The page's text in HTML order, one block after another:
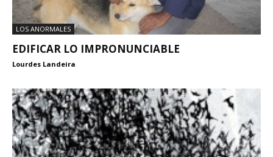
LOS ANORMALES
EDIFICAR LO IMPRONUNCIABLE
Lourdes Landeira